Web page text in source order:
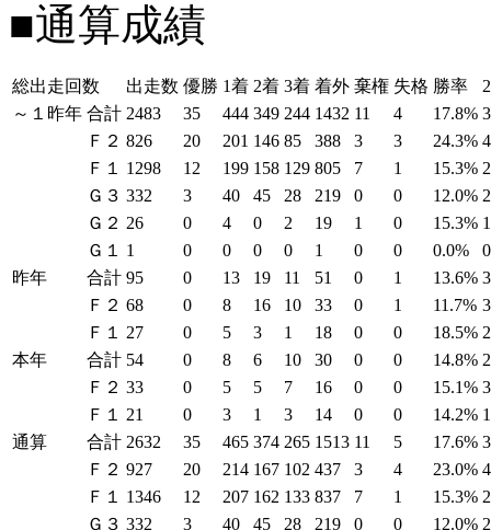
■通算成績
総出走回数 出走数 優勝 1着 2着 3着 着外 棄権 失格 勝率
～１昨年 合計 2483 35 444 349 244 1432 11 4 17.8%
Ｆ２ 826 20 201 146 85 388 3 3 24.3%
Ｆ１
1298 12 199 158 129 805 7 1 15.3%
Ｇ３ 332 3 40 45 28 219 0 0 12.0%
Ｇ２ 26 0 4 0 2 19 1 0 15.3%
Ｇ１
1 0 0 0 0 1 0 0 0.0%
昨年
合計 95 0 13 19 11 51 0 1 13.6%
Ｆ２ 68 0 8 16 10 33 0 1 11.7%
Ｆ１
27 0 5 3 1 18 0 0 18.5%
本年
合計 54 0 8 6 10 30 0 0 14.8%
Ｆ２ 33 0 5 5 7 16 0 0 15.1%
Ｆ１
21 0 3 1 3 14 0 0 14.2%
通算
合計 2632 35 465 374 265 1513 11 5 17.6%
Ｆ２ 927 20 214 167 102 437 3 4 23.0%
Ｆ１
1346 12 207 162 133 837 7 1 15.3%
Ｇ３ 332 3 40 45 28 219 0 0 12.0%